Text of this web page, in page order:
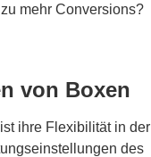
mehr Conversions?
von Boxen
ihre Flexibilität in der
des